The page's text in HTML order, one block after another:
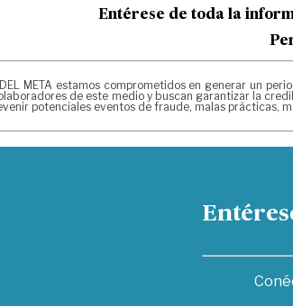
Entérese de toda la
DEL META estamos comprometidos en generar un
de este medio y buscan garantizar la
potenciales eventos de fraude, malas prácticas,